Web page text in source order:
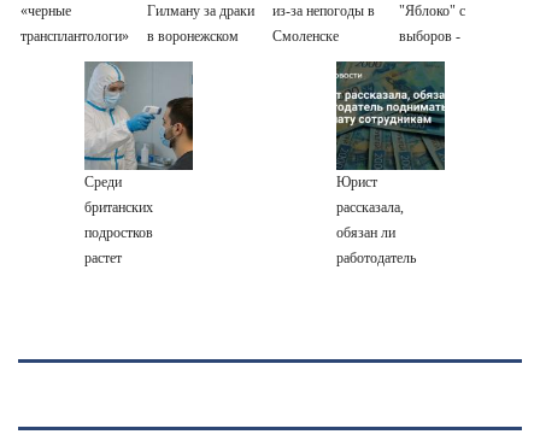
«черные
трансплантологи»
извлекали у еще
живых пациентов
Гилману за драки
в воронежском
СИЗО
потребовали
ужесточить -
Новости на
Вести.ru
из-за непогоды в
Смоленске
"Яблоко" с
выборов -
Новости на
Вести.ru
Среди
британских
подростков
растет
Юрист
рассказала,
обязан ли
работодатель